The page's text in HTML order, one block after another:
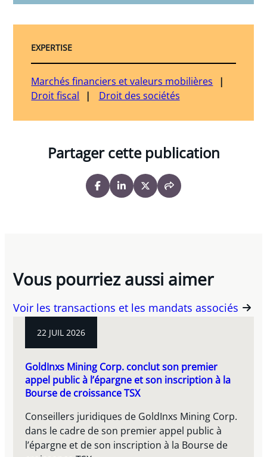
EXPERTISE
Marchés financiers et valeurs mobilières
Droit fiscal
Droit des sociétés
Partager cette publication
Vous pourriez aussi aimer
Voir les transactions et les mandats associés
22 JUIL 2026
GoldInxs Mining Corp. conclut son premier
appel public à l’épargne et son inscription à la
Bourse de croissance TSX
Conseillers juridiques de GoldInxs Mining Corp.
dans le cadre de son premier appel public à
l’épargne et de son inscription à la Bourse de